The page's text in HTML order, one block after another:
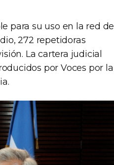
para su uso en la red de
272 repetidoras
La cartera judicial
por Voces por la